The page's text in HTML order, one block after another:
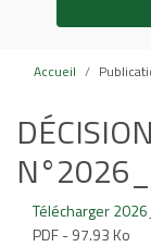
Accueil
Télécharger
PDF - 97.93 Ko